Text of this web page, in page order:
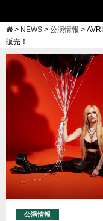
> NEWS > 公演情報 >
販売！
公演情報